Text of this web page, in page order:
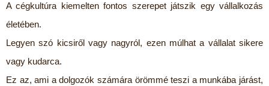
A cégkultúra kiemelten fontos szerepet játszik egy vállalkozás
életében.
Legyen szó kicsiről vagy nagyról, ezen múlhat a vállalat sikere
vagy kudarca.
Ez az, ami a dolgozók számára örömmé teszi a munkába járást,